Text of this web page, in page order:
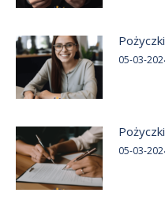
05-03-
05-03-